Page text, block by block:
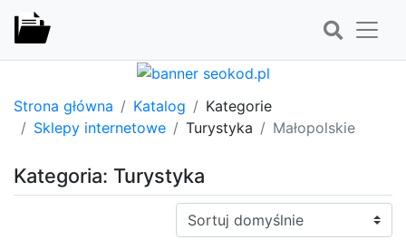
Strona główna Katalog
Kategorie
Sklepy internetowe
Turystyka Małopolskie
Kategoria: Turystyka
Sortuj: